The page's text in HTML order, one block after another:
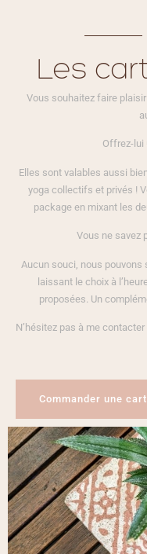
Les
Vous souhaitez faire
Offrez-lui
Elles sont valables aussi
yoga collectifs et privés !
package en mixant les
Vous ne savez
Aucun souci, nous pouvons
laissant le choix à
proposées. Un
N’hésitez pas à me
Commander une